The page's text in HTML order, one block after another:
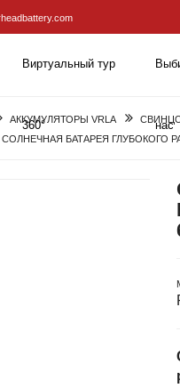
Виртуальный тур
360° нас
АККУМУЛЯТОРЫ VRLA
БАТАРЕЯ ГЛУБОКОГО